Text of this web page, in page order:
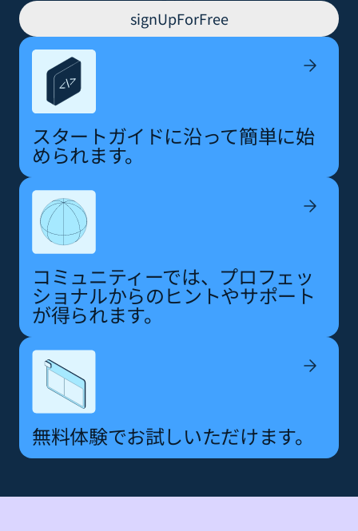
signUpForFree
スタートガイドに沿って簡単に始
められます。
コミュニティーでは、プロフェッ
ショナルからのヒントやサポート
が得られます。
無料体験でお試しいただけます。